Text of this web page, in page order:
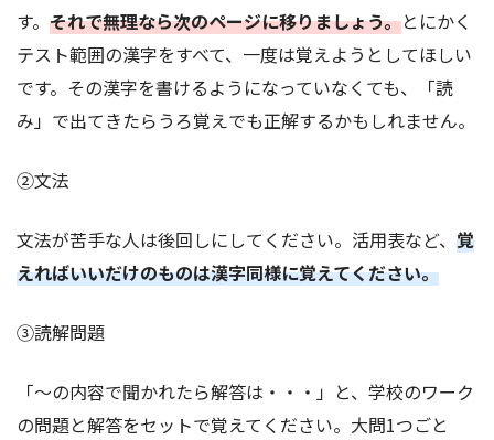
す。 それで無理なら次のページに移りましょう。とにかく
テスト範囲の漢字をすべて、一度は覚えようとしてほしい
です。その漢字を書けるようになっていなくても、「読
み」で出てきたらうろ覚えでも正解するかもしれません。
②文法
文法が苦手な人は後回しにしてください。活用表など、 覚
えればいいだけのものは漢字同様に覚えてください。
③読解問題
「～の内容で聞かれたら解答は・・・」と、学校のワーク
の問題と解答をセットで覚えてください。大問1つごと